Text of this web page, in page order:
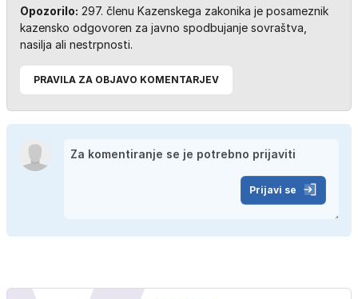
Opozorilo: 297. členu Kazenskega zakonika je posameznik
kazensko odgovoren za javno spodbujanje sovraštva,
nasilja ali nestrpnosti.
PRAVILA ZA OBJAVO KOMENTARJEV
Prijavi se